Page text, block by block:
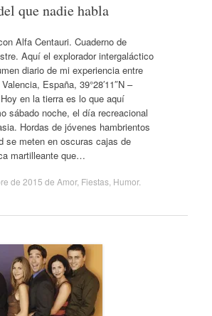
que nadie habla
Alfa Centauri. Cuaderno de
Aquí el explorador intergaláctico
diario de mi experiencia entre
España, 39°28′11″N –
Hoy en la tierra es lo que aquí
sábado noche, el día recreacional
Hordas de jóvenes hambrientos
se meten en oscuras cajas de
martilleante que…
de 2015 de Amor, Fiestas, Humor.